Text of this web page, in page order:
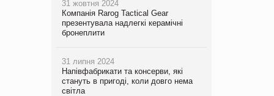
31 жовтня 2024
Компанія Rarog Tactical Gear
презентувала надлегкі керамічні
бронеплити
31 липня 2024
Напівфабрикати та консерви, які
стануть в пригоді, коли довго нема
світла